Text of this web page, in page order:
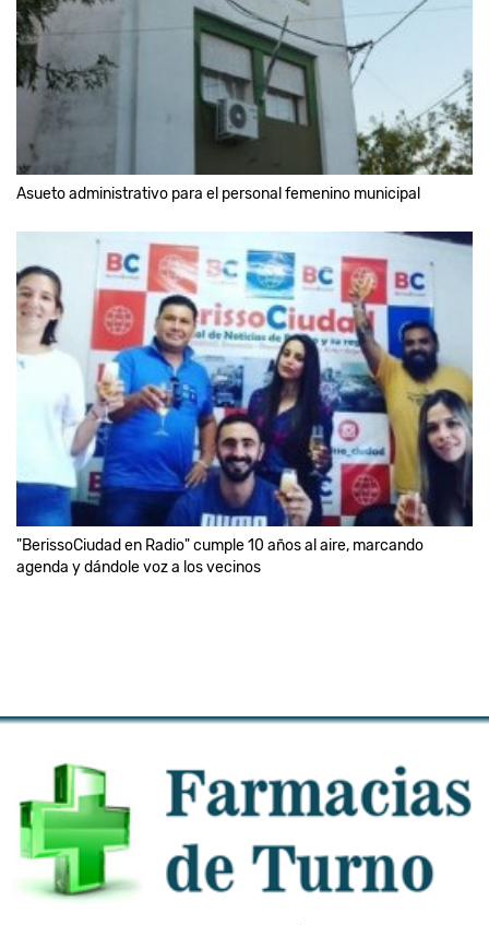
Asueto administrativo para el personal femenino municipal
"BerissoCiudad en Radio" cumple 10 años al aire, marcando
agenda y dándole voz a los vecinos